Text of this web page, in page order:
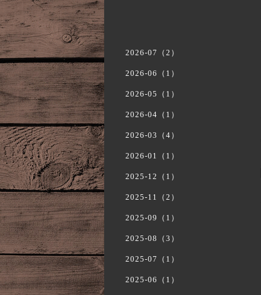
2026-07（2）
2026-06（1）
2026-05（1）
2026-04（1）
2026-03（4）
2026-01（1）
2025-12（1）
2025-11（2）
2025-09（1）
2025-08（3）
2025-07（1）
2025-06（1）